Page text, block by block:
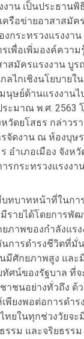
งาน เป็นประธานพิ
ครือข่ายอาสาสมัค
กระทรวงแรงงาน
เพื่อเพิ่มองค์ความ
สมัครแรงงาน บู
ลไกเชิงนโยบายใ
นุษย์ด้านแรงงานไ
ระมาณ พ.ศ. 2563
วัดยโสธร กล่าวร
จัดงาน ณ ห้องบุษร
อำเภอเมือง จังห
รกระทรวงแรงงา
ทบาทหน้าที่ในกา
รายได้โดยการพั
ภาพของกำลังแรง
การดำรงชีวิตที่มั่
นมีศักยภาพสูง แล
ทัศน์ของรัฐบาล ที่
ชนอย่างทั่วถึง ด้ว
พียงพอต่อการดำร
ทยในทุกช่วงวัยจ
รม และจริยธรร